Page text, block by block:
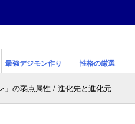
最強デジモン作り 性格の厳選
」の弱点属性 / 進化先と進化元